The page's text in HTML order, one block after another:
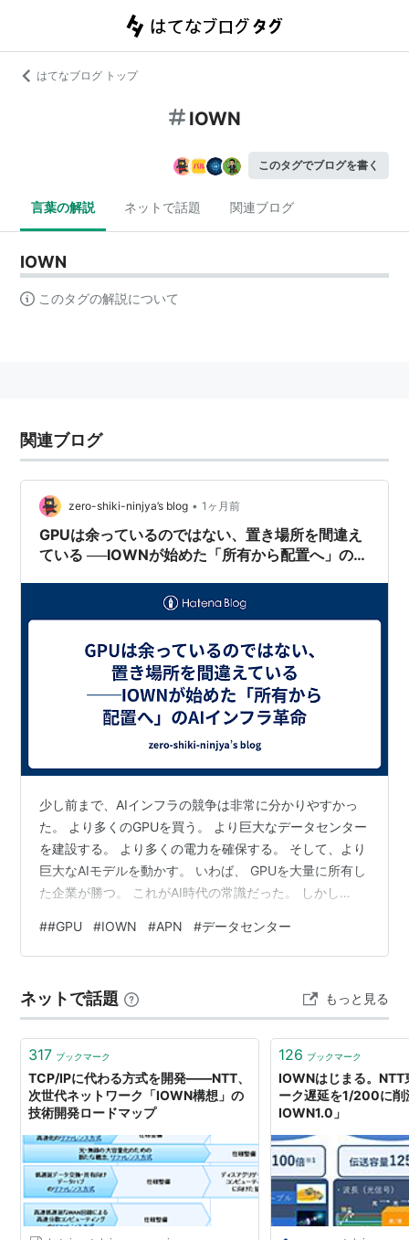
はてなブログ トップ
IOWN
このタグでブログを書く
言葉の解説 ネットで話題 関連ブログ
IOWN
このタグの解説について
関連ブログ
zero-shiki-ninjya’s blog • 1ヶ月前
GPUは余っているのではない、置き場所を間違え
ている ──IOWNが始めた「所有から配置へ」のAI
少し前まで、AIインフラの競争は非常に分かりやすかっ
た。 より多くのGPUを買う。 より巨大なデータセンター
を建設する。 より多くの電力を確保する。 そして、より
巨大なAIモデルを動かす。 いわば、 GPUを大量に所有し
た企業が勝つ。 これがAI時代の常識だった。 しかし
一方では、Metaが余剰AI計算能力を外部へ販売するクラ
ウド事業を検討していると報じられた。計画はまだ開発
確保した計算能力を自社利用だけでなく外販する」とい
う動きが現れている。 そして日本では、まったく別の方
向から興味深い…
##GPU #IOWN #APN #データセンター
ネットで話題 もっと見る
317 ブックマーク
TCP/IPに代わる方式を開発――NTT、
次世代ネットワーク「IOWN構想」の
技術開発ロードマップ
126 ブックマーク
IOWNはじまる。NTT
ーク遅延を1/200に削
IOWN1.0」